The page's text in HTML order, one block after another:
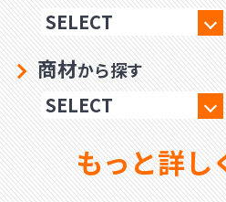
商材から探す
もっと詳し